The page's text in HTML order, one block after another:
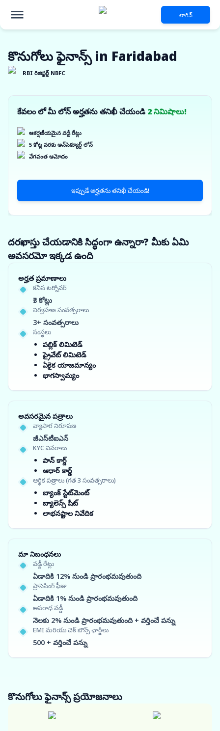
లాగిన్
కొనుగోలు ఫైనాన్స్ in Faridabad
RBI రిజిస్టర్డ్ NBFC
కేవలం లో మీ లోన్ అర్హతను తనిఖీ చేయండి 2 నిమిషాలు!
ఆకర్షణీయమైన వడ్డీ రేట్లు
5 కోట్ల వరకు అన్‌సెక్యూర్డ్ లోన్
వేగవంత ఆమోదం
ఇప్పుడే అర్హతను తనిఖీ చేయండి!
దరఖాస్తు చేయడానికి సిద్ధంగా ఉన్నారా? మీకు ఏమి
అవసరమో ఇక్కడ ఉంది
అర్హత ప్రమాణాలు
కనీస టర్నోవర్
₹3 కోట్లు
నిర్వహణ సంవత్సరాలు
3+ సంవత్సరాలు
సంస్థలు
పబ్లిక్ లిమిటెడ్
ప్రైవేట్ లిమిటెడ్
ఏకైక యాజమాన్యం
భాగస్వామ్యం
అవసరమైన పత్రాలు
వ్యాపార నిరూపణ
జీఎస్‌టీఐఎన్
KYC వివరాలు
పాన్ కార్డ్
ఆధార్ కార్డ్
ఆర్థిక పత్రాలు (గత 3 సంవత్సరాలు)
బ్యాంక్ స్టేట్‌మెంట్
బ్యాలెన్స్ షీట్
లాభనష్టాల నివేదిక
మా నిబంధనలు
వడ్డీ రేట్లు
ఏడాదికి 12% నుండి ప్రారంభమవుతుంది
ప్రాసెసింగ్ ఫీజు
ఏడాదికి 1% నుండి ప్రారంభమవుతుంది
అపరాధ వడ్డీ
నెలకు 2% నుండి ప్రారంభమవుతుంది + వర్తించే పన్ను
EMI మరియు చెక్ బౌన్స్ ఛార్జీలు
500 + వర్తించే పన్ను
కొనుగోలు ఫైనాన్స్ప్రయోజనాలు